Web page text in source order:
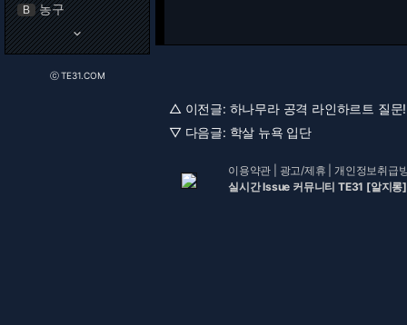
B 농구
keyboard_arrow_down
ⓒ TE31.COM
△ 이전글: 하나무라 공격 라인하르트 질
▽ 다음글: 학살 뉴욕 입단
이용약관 광고/제휴 |개인정보취급
실시간 Issue 커뮤니티 TE31 [알지